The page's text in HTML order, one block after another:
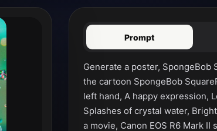
Prompt
Generate a poster, SpongeBob
the cartoon SpongeBob
left hand, A happy expression,
Splashes of crystal water,
a movie, Canon EOS R6 Mark II